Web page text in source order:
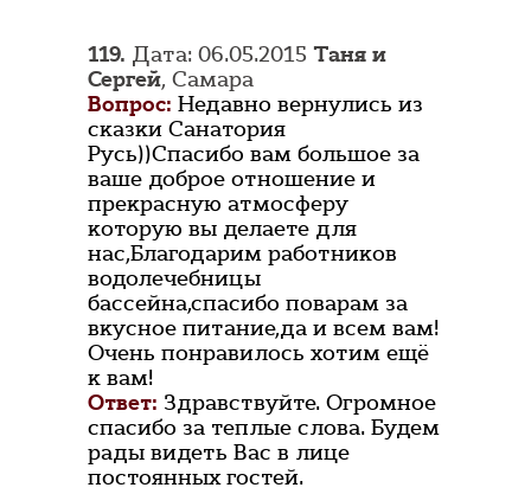
119. Дата: 06.05.2015 Таня и
Сергей, Самара
Вопрос: Недавно вернулись из
сказки Санатория
Русь))Спасибо вам большое за
ваше доброе отношение и
прекрасную атмосферу
которую вы делаете для
нас,Благодарим работников
водолечебницы
бассейна,спасибо поварам за
вкусное питание,да и всем вам!
Очень понравилось хотим ещё
к вам!
Ответ: Здравствуйте. Огромное
спасибо за теплые слова. Будем
рады видеть Вас в лице
постоянных гостей.